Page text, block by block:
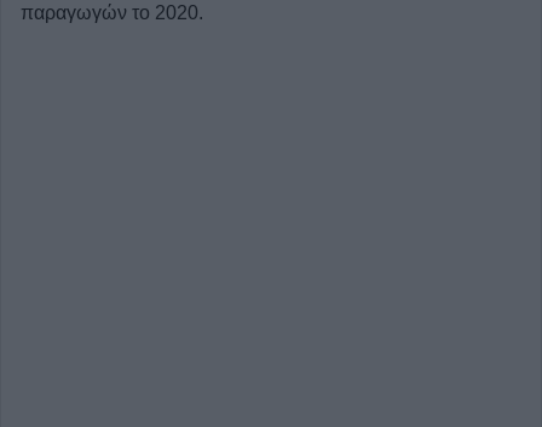
παραγωγών το 2020.